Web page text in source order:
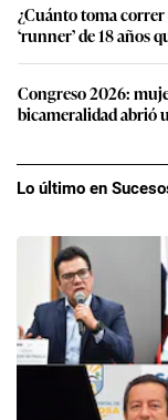
¿Cuánto toma correr
‘runner’ de 18 años
Congreso 2026:
bicameralidad abrió
Lo último en